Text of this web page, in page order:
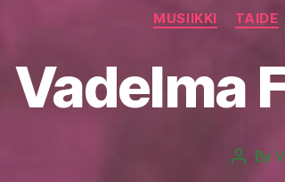
MUSIIKKI TAIDE
Vadelma
Post
By